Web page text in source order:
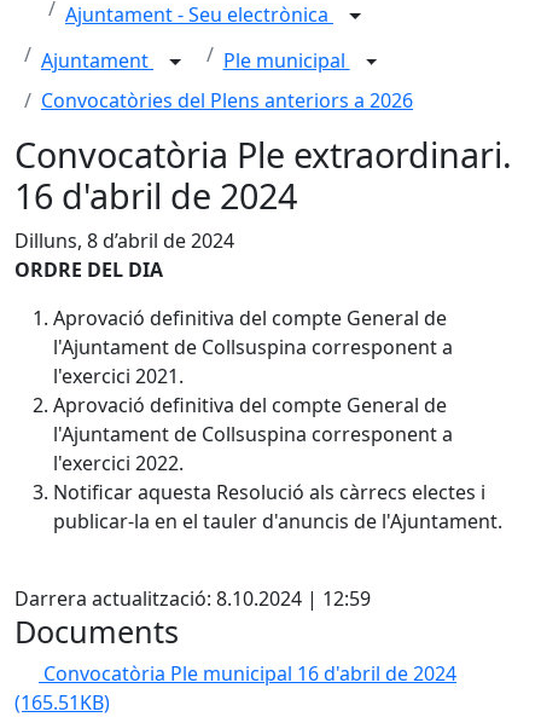
Ajuntament - Seu electrònica
Ajuntament
Ple municipal
Convocatòries del Plens anteriors a 2026
Convocatòria Ple extraordinari.
16 d'abril de 2024
Dilluns, 8 d’abril de 2024
ORDRE DEL DIA
Aprovació definitiva del compte General de
l'Ajuntament de Collsuspina corresponent a
l'exercici 2021.
Aprovació definitiva del compte General de
l'Ajuntament de Collsuspina corresponent a
l'exercici 2022.
Notificar aquesta Resolució als càrrecs electes i
publicar-la en el tauler d'anuncis de l'Ajuntament.
Darrera actualització: 8.10.2024 | 12:59
Documents
Convocatòria Ple municipal 16 d'abril de 2024
(165.51KB)